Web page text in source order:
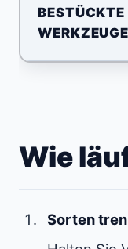
BESTÜCKTE
WERKZEUGE
Wie
Sorten